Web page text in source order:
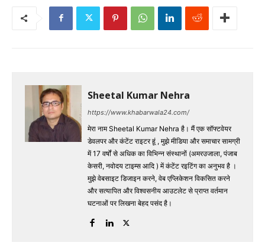
Sheetal Kumar Nehra
https://www.khabarwala24.com/
मेरा नाम Sheetal Kumar Nehra है। मैं एक सॉफ्टवेयर
डेवलपर और कंटेंट राइटर हूं , मुझे मीडिया और समाचार सामग्री
में 17 वर्षों से अधिक का विभिन्न संस्थानों (अमरउजाला, पंजाब
केसरी, नवोदय टाइम्स आदि ) में कंटेंट रइटिंग का अनुभव है ।
मुझे वेबसाइट डिजाइन करने, वेब एप्लिकेशन विकसित करने
और सत्यापित और विश्वसनीय आउटलेट से प्राप्त वर्तमान
घटनाओं पर लिखना बेहद पसंद है।